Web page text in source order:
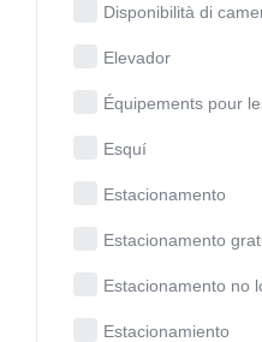
Disponibilità di
Elevador
Équipements pour
Esquí
Estacionamento
Estacionamento
Estacionamento no
Estacionamiento